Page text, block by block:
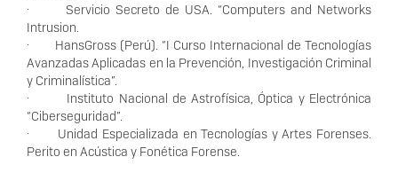
· Servicio Secreto de USA. “Computers and Networks
Intrusion.
· HansGross (Perú). “I Curso Internacional de Tecnologías
Avanzadas Aplicadas en la Prevención, Investigación Criminal
y Criminalística”.
· Instituto Nacional de Astrofísica, Óptica y Electrónica
“Ciberseguridad”.
· Unidad Especializada en Tecnologías y Artes Forenses.
Perito en Acústica y Fonética Forense.